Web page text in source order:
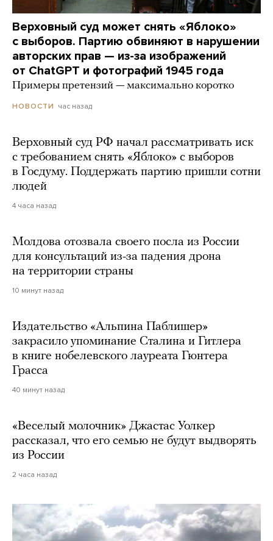
Верховный суд может снять «Яблоко»
с выборов. Партию обвиняют в нарушении
авторских прав — из-за изображений
от ChatGPT и фотографий 1945 года
Примеры претензий — максимально коротко
НОВОСТИ час назад
Верховный суд РФ начал рассматривать иск
с требованием снять «Яблоко» с выборов
в Госдуму. Поддержать партию пришли сотни
людей
4 часа назад
Молдова отозвала своего посла из России
для консультаций из-за падения дрона
на территории страны
10 минут назад
Издательство «Альпина Паблишер»
закрасило упоминание Сталина и Гитлера
в книге нобелевского лауреата Гюнтера
Грасса
40 минут назад
«Веселый молочник» Джастас Уолкер
рассказал, что его семью не будут выдворять
из России
2 часа назад